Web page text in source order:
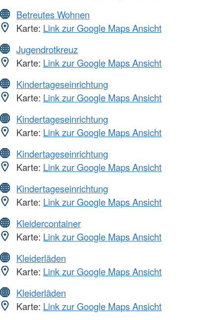
Betreutes Wohnen
Karte: Link zur Google Maps Ansicht
Jugendrotkreuz
Karte: Link zur Google Maps Ansicht
Kindertageseinrichtung
Karte: Link zur Google Maps Ansicht
Kindertageseinrichtung
Karte: Link zur Google Maps Ansicht
Kindertageseinrichtung
Karte: Link zur Google Maps Ansicht
Kindertageseinrichtung
Karte: Link zur Google Maps Ansicht
Kleidercontainer
Karte: Link zur Google Maps Ansicht
Kleiderläden
Karte: Link zur Google Maps Ansicht
Kleiderläden
Karte: Link zur Google Maps Ansicht